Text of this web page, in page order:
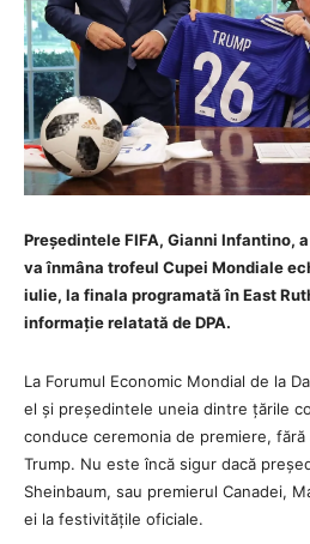
Președintele FIFA, Gianni Infantino,
va înmâna trofeul Cupei Mondiale
iulie, la finala programată în East
informație relatată de DPA.
La Forumul Economic Mondial de la
el și președintele uneia dintre țările
conduce ceremonia de premiere,
Trump. Nu este încă sigur dacă
Sheinbaum, sau premierul Canadei,
ei la festivitățile oficiale.